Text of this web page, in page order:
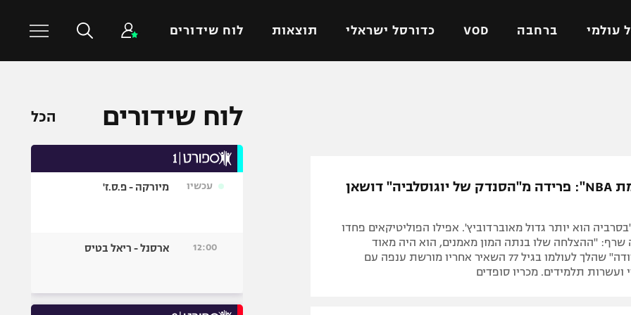
עולמי ברחבה VOD כדורסל ישראלי תוצאות לוח שידורים
ישראל
ליגה איטלקית
ליגה צרפתית
הפועל ירושלים
דני אבדיה
כדורסל עולמי
כדורעף
היאבקות WWE
"מאמן ברמת NBA": פרידה מ"הסנדק של יוגוסלביה" דושאן
הוא יותר גדול מאוברדוביץ'. אפילו הפוליטיקאים פחדו
שרף: "ההצלחה שלו בנתה המון מאמנים, הוא היה מאוד
דומיננטי". "דודה" שהלך לעולמו בגיל 77 השאיר אחריו מורשת ענפה עם
ועשרות תלמידים. מכריו סופדים
לוח שידורים הכל
עכשיו מיורקה - פ.ס.ז'
12:00 ארסנל - ריאל בטיס